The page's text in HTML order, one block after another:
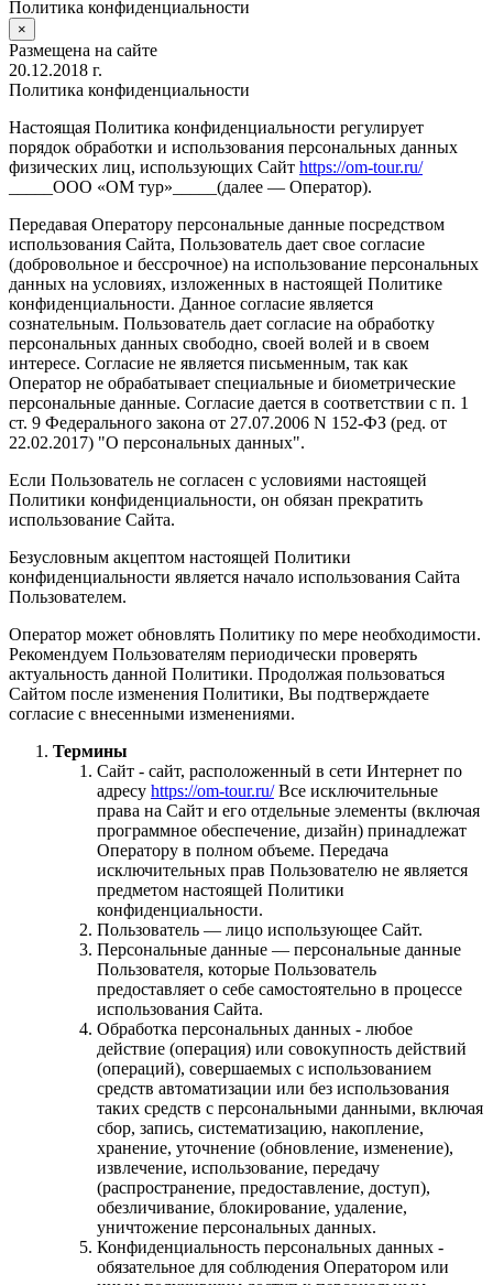
Политика конфиденциальности
×
Размещена на сайте
20.12.2018 г.
Политика конфиденциальности
Настоящая Политика конфиденциальности регулирует
порядок обработки и использования персональных данных
физических лиц, использующих Сайт https://om-tour.ru/
_____ООО «ОМ тур»_____(далее — Оператор).
Передавая Оператору персональные данные посредством
использования Сайта, Пользователь дает свое согласие
(добровольное и бессрочное) на использование персональных
данных на условиях, изложенных в настоящей Политике
конфиденциальности. Данное согласие является
сознательным. Пользователь дает согласие на обработку
персональных данных свободно, своей волей и в своем
интересе. Согласие не является письменным, так как
Оператор не обрабатывает специальные и биометрические
персональные данные. Согласие дается в соответствии с п. 1
ст. 9 Федерального закона от 27.07.2006 N 152-ФЗ (ред. от
22.02.2017) "О персональных данных".
Если Пользователь не согласен с условиями настоящей
Политики конфиденциальности, он обязан прекратить
использование Сайта.
Безусловным акцептом настоящей Политики
конфиденциальности является начало использования Сайта
Пользователем.
Оператор может обновлять Политику по мере необходимости.
Рекомендуем Пользователям периодически проверять
актуальность данной Политики. Продолжая пользоваться
Сайтом после изменения Политики, Вы подтверждаете
согласие с внесенными изменениями.
Термины
Сайт - сайт, расположенный в сети Интернет по
адресу https://om-tour.ru/Все исключительные
права на Сайт и его отдельные элементы (включая
программное обеспечение, дизайн) принадлежат
Оператору в полном объеме. Передача
исключительных прав Пользователю не является
предметом настоящей Политики
конфиденциальности.
Пользователь — лицо использующее Сайт.
Персональные данные — персональные данные
Пользователя, которые Пользователь
предоставляет о себе самостоятельно в процессе
использования Сайта.
Обработка персональных данных - любое
действие (операция) или совокупность действий
(операций), совершаемых с использованием
средств автоматизации или без использования
таких средств с персональными данными, включая
сбор, запись, систематизацию, накопление,
хранение, уточнение (обновление, изменение),
извлечение, использование, передачу
(распространение, предоставление, доступ),
обезличивание, блокирование, удаление,
уничтожение персональных данных.
Конфиденциальность персональных данных -
обязательное для соблюдения Оператором или